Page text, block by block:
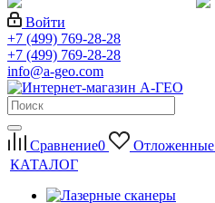
Войти
+7 (499) 769-28-28
+7 (499) 769-28-28
info@a-geo.com
Сравнение0 Отложенные
КАТАЛОГ